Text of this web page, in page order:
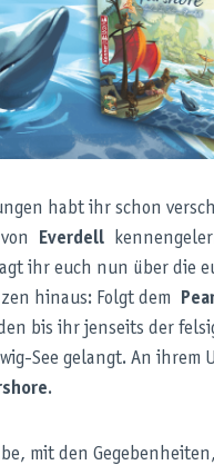
habt ihr schon
von
Everdell
ihr euch nun über die
hinaus: Folgt dem
bis ihr jenseits der
See gelangt. An ihrem
.
mit den